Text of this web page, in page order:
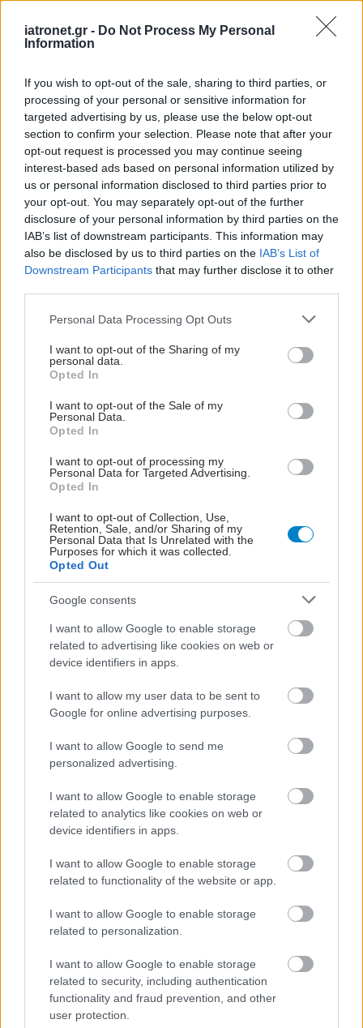
iatronet.gr - Do Not Process My Personal
Information
If you wish to opt-out of the sale, sharing to third parties, or
processing of your personal or sensitive information for
targeted advertising by us, please use the below opt-out
section to confirm your selection. Please note that after your
opt-out request is processed you may continue seeing
interest-based ads based on personal information utilized by
us or personal information disclosed to third parties prior to
your opt-out. You may separately opt-out of the further
disclosure of your personal information by third parties on the
IAB’s list of downstream participants. This information may
also be disclosed by us to third parties on the IAB’s List of
Downstream Participants that may further disclose it to other
Please note that this website/app uses one or more Google
not limited to your visit or usage behaviour. You may click to
grant or deny consent to Google and its third-party tags to
use your data for below specified purposes in below Google
consent section.
Personal Data Processing Opt Outs
I want to opt-out of the Sharing of my
personal data.
Opted In
I want to opt-out of the Sale of my
Personal Data.
Opted In
I want to opt-out of processing my
Personal Data for Targeted Advertising.
Opted In
I want to opt-out of Collection, Use,
Retention, Sale, and/or Sharing of my
Personal Data that Is Unrelated with the
Purposes for which it was collected.
Opted Out
Google consents
I want to allow Google to enable storage
related to advertising like cookies on web or
device identifiers in apps.
I want to allow my user data to be sent to
Google for online advertising purposes.
I want to allow Google to send me
personalized advertising.
I want to allow Google to enable storage
related to analytics like cookies on web or
device identifiers in apps.
I want to allow Google to enable storage
related to functionality of the website or app.
I want to allow Google to enable storage
related to personalization.
I want to allow Google to enable storage
related to security, including authentication
functionality and fraud prevention, and other
user protection.
ΜΠΕΙΤΕ ΣΤΗ ΣΥΖΗΤΗΣΗ